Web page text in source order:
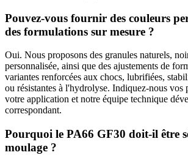
Pouvez-vous fournir des couleurs
des formulations sur mesure ?
Oui. Nous proposons des granules naturels,
personnalisée, ainsi que des ajustements de
variantes renforcées aux chocs, lubrifiées,
ou résistantes à l'hydrolyse. Indiquez-nous vos
votre application et notre équipe technique
correspondant.
Pourquoi le PA66 GF30 doit-il être
moulage ?